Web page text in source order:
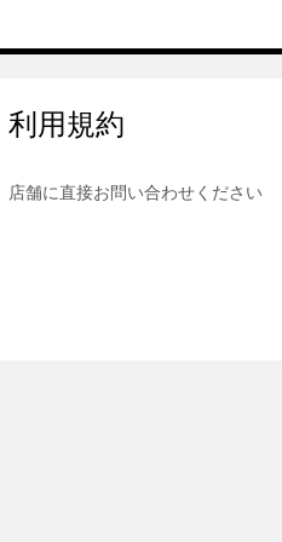
利用規約
店舗に直接お問い合わせください